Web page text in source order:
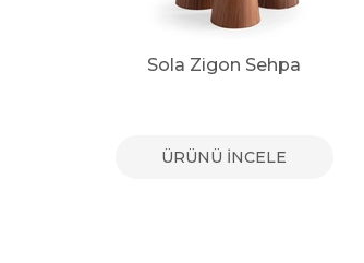
Sola Zigon Sehpa
ÜRÜNÜ İNCELE